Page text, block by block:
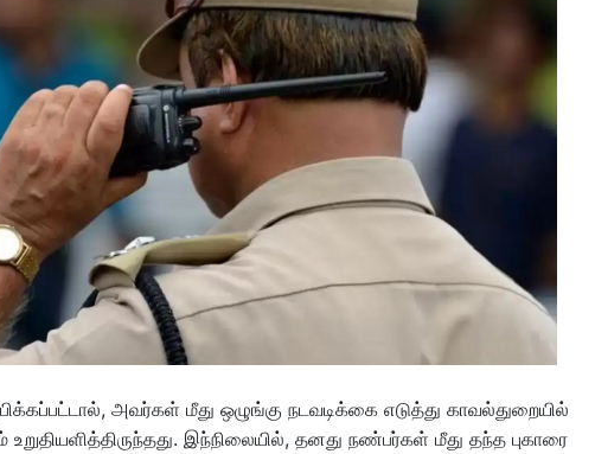
அவர்கள் மீது ஒழுங்கு நடவடிக்கை எடுத்து காவல்துறையில்
உறுதியளித்திருந்தது. இந்நிலையில், தனது நண்பர்கள் மீது தந்த புகாரை